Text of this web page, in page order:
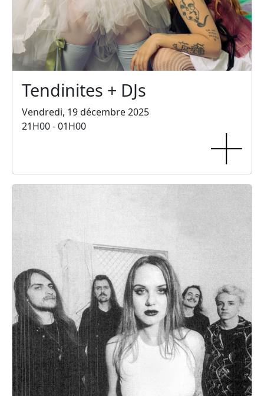
Tendinites + DJs
Vendredi, 19 décembre 2025
21H00 - 01H00